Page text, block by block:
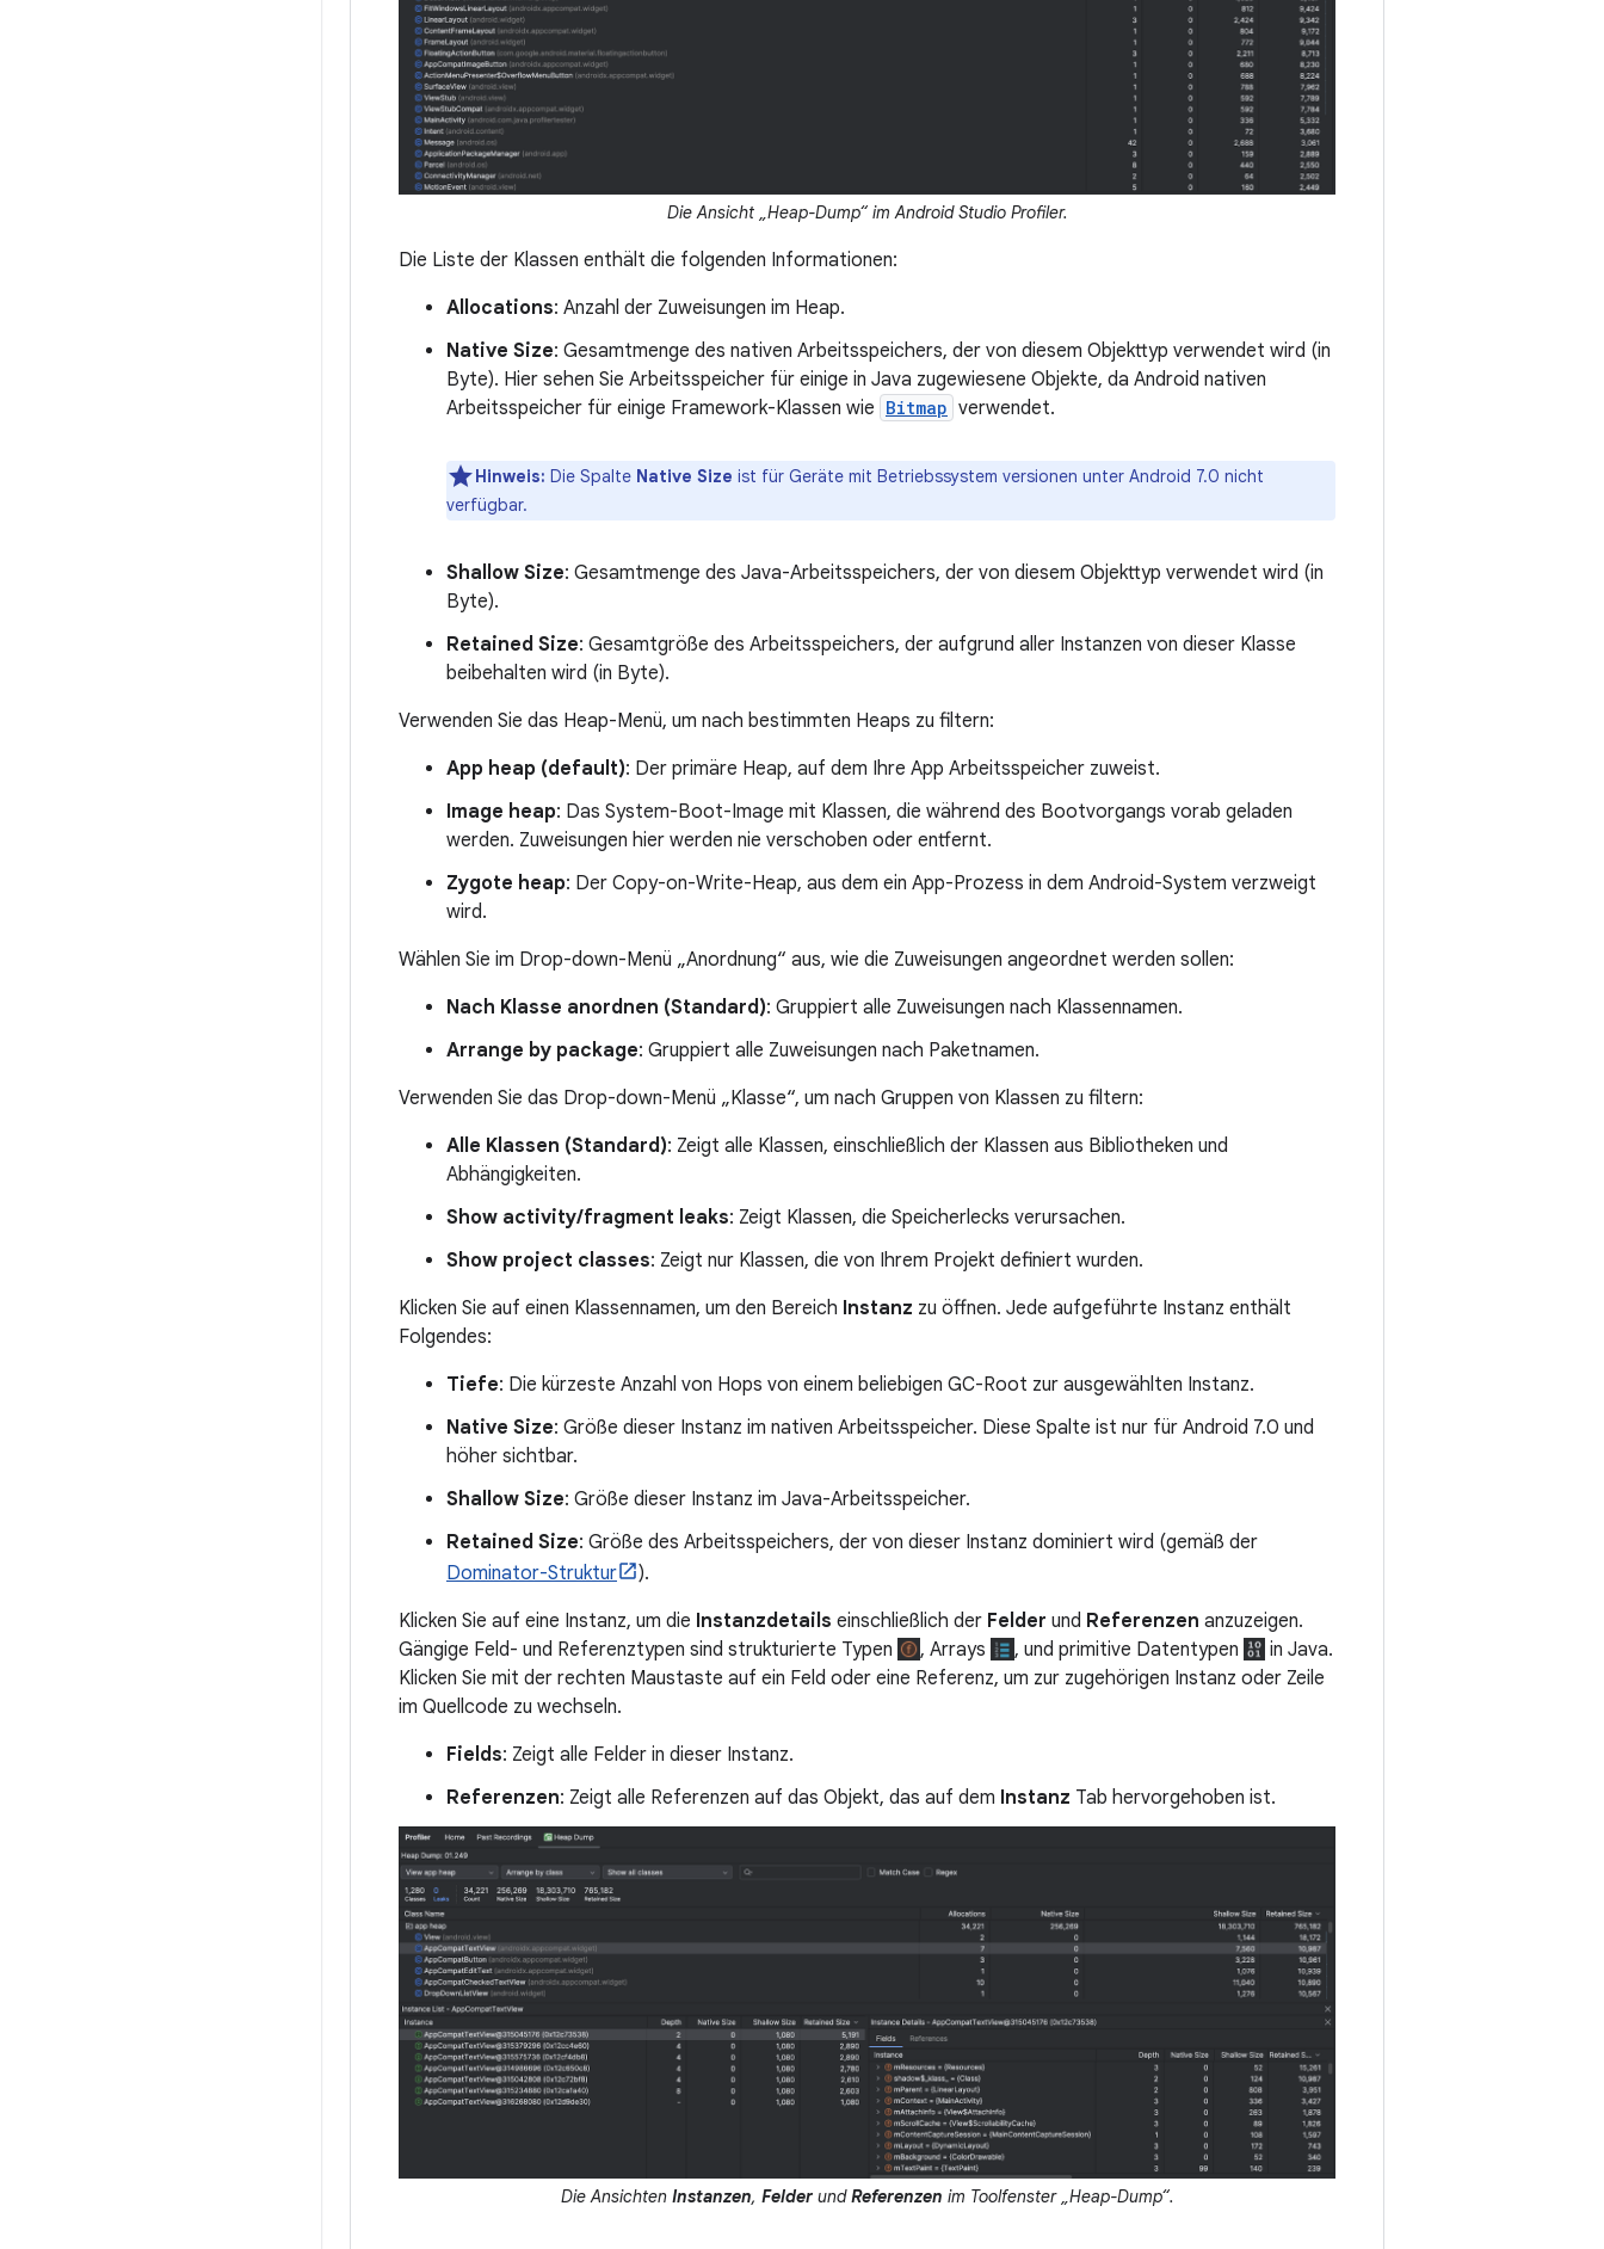
Die Ansicht „Heap-Dump“ im Android Studio Profiler.
Die Liste der Klassen enthält die folgenden Informationen:
Allocations: Anzahl der Zuweisungen im Heap.
Native Size: Gesamtmenge des nativen Arbeitsspeichers, der von diesem Objekttyp verwendet wird (in
Byte). Hier sehen Sie Arbeitsspeicher für einige in Java zugewiesene Objekte, da Android nativen
Arbeitsspeicher für einige Framework-Klassen wie Bitmap verwendet.
Hinweis: Die Spalte Native Size ist für Geräte mit Betriebssystem versionen unter Android 7.0 nicht
verfügbar.
Shallow Size: Gesamtmenge des Java-Arbeitsspeichers, der von diesem Objekttyp verwendet wird (in
Byte).
Retained Size: Gesamtgröße des Arbeitsspeichers, der aufgrund aller Instanzen von dieser Klasse
beibehalten wird (in Byte).
Verwenden Sie das Heap-Menü, um nach bestimmten Heaps zu filtern:
App heap (default): Der primäre Heap, auf dem Ihre App Arbeitsspeicher zuweist.
Image heap: Das System-Boot-Image mit Klassen, die während des Bootvorgangs vorab geladen
werden. Zuweisungen hier werden nie verschoben oder entfernt.
Zygote heap: Der Copy-on-Write-Heap, aus dem ein App-Prozess in dem Android-System verzweigt
wird.
Wählen Sie im Drop-down-Menü „Anordnung“ aus, wie die Zuweisungen angeordnet werden sollen:
Nach Klasse anordnen (Standard): Gruppiert alle Zuweisungen nach Klassennamen.
Arrange by package: Gruppiert alle Zuweisungen nach Paketnamen.
Verwenden Sie das Drop-down-Menü „Klasse“, um nach Gruppen von Klassen zu filtern:
Alle Klassen (Standard): Zeigt alle Klassen, einschließlich der Klassen aus Bibliotheken und
Abhängigkeiten.
Show activity/fragment leaks: Zeigt Klassen, die Speicherlecks verursachen.
Show project classes: Zeigt nur Klassen, die von Ihrem Projekt definiert wurden.
Klicken Sie auf einen Klassennamen, um den Bereich Instanz zu öffnen. Jede aufgeführte Instanz enthält
Folgendes:
Tiefe: Die kürzeste Anzahl von Hops von einem beliebigen GC-Root zur ausgewählten Instanz.
Native Size: Größe dieser Instanz im nativen Arbeitsspeicher. Diese Spalte ist nur für Android 7.0 und
höher sichtbar.
Shallow Size: Größe dieser Instanz im Java-Arbeitsspeicher.
Retained Size: Größe des Arbeitsspeichers, der von dieser Instanz dominiert wird (gemäß der
Dominator-Struktur
).
Klicken Sie auf eine Instanz, um die Instanzdetails einschließlich der Felder und Referenzen anzuzeigen.
Gängige Feld- und Referenztypen sind strukturierte Typen
, Arrays , und primitive Datentypen
in Java.
Klicken Sie mit der rechten Maustaste auf ein Feld oder eine Referenz, um zur zugehörigen Instanz oder Zeile
im Quellcode zu wechseln.
Fields: Zeigt alle Felder in dieser Instanz.
Referenzen: Zeigt alle Referenzen auf das Objekt, das auf dem Instanz Tab hervorgehoben ist.
Die Ansichten Instanzen, FelderundReferenzen im Toolfenster „Heap-Dump“.